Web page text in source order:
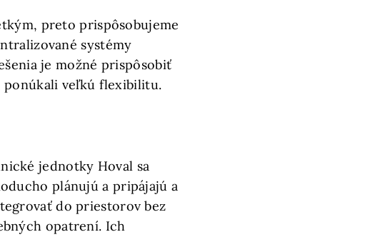
preto prispôsobujeme
systémy
je možné prispôsobiť
ponúkali veľkú flexibilitu.
jednotky Hoval sa
plánujú a pripájajú a
do priestorov bez
opatrení. Ich